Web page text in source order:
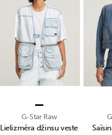
G-Star Raw
Lielizmēra džinsu veste